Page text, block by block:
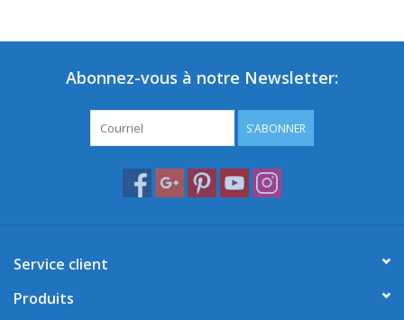
Abonnez-vous à notre Newsletter:
S'ABONNER
Service client
Produits